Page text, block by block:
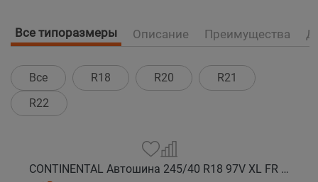
Все типоразмеры Описание Преимущества
Все R18 R20
R21
R22
CONTINENTAL Автошина 245/40 R18 97V XL FR WinterContact TS 850 P AO зима